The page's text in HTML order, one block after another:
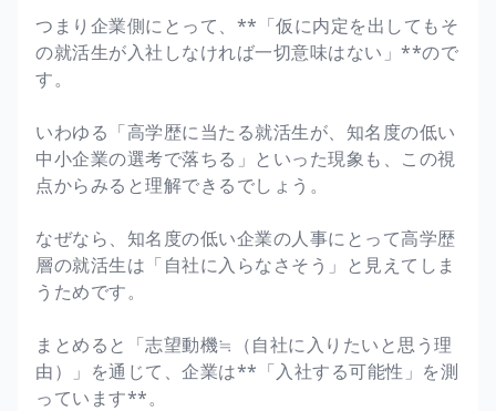
つまり企業側にとって、**「仮に内定を出してもそ
の就活生が入社しなければ一切意味はない」**ので
す。
いわゆる「高学歴に当たる就活生が、知名度の低い
中小企業の選考で落ちる」といった現象も、この視
点からみると理解できるでしょう。
なぜなら、知名度の低い企業の人事にとって高学歴
層の就活生は「自社に入らなさそう」と見えてしま
うためです。
まとめると「志望動機≒（自社に入りたいと思う理
由）」を通じて、企業は**「入社する可能性」を測
っています**。